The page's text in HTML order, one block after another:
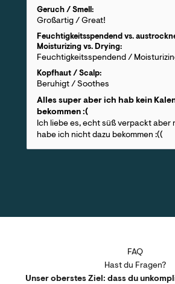
Geruch / Smell:
Großartig / Great!
Feuchtigkeitsspendend vs.
Moisturizing vs. Drying:
Feuchtigkeitsspendend /
Kopfhaut / Scalp:
Beruhigt / Soothes
Alles super aber ich hab kein
bekommen :(
Ich liebe es, echt süß verpackt aber
habe ich nicht dazu bekommen :((
FAQ
Hast du Fragen?
Unser oberstes Ziel: dass du